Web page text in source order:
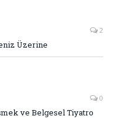
2
Üzerine
0
ve Belgesel Tiyatro